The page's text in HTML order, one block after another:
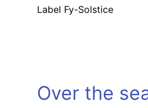
Label Fy-Solstice
Over the